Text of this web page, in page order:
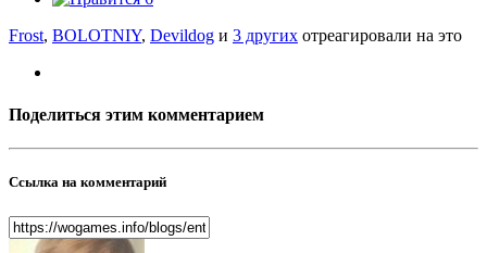
Frost, BOLOTNIY, Devildog и 3 других отреагировали на это
Поделиться этим комментарием
Ссылка на комментарий